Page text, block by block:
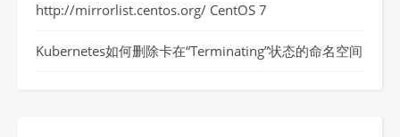
http://mirrorlist.centos.org/ CentOS 7
Kubernetes如何删除卡在“Terminating”状态的命名空间